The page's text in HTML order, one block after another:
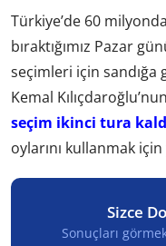
Türkiye’de 60
bıraktığımız Pazar
seçimleri için sandığa
Kemal
seçim ikinci tura
oylarını kullanmak
Sizce
Sonuçları